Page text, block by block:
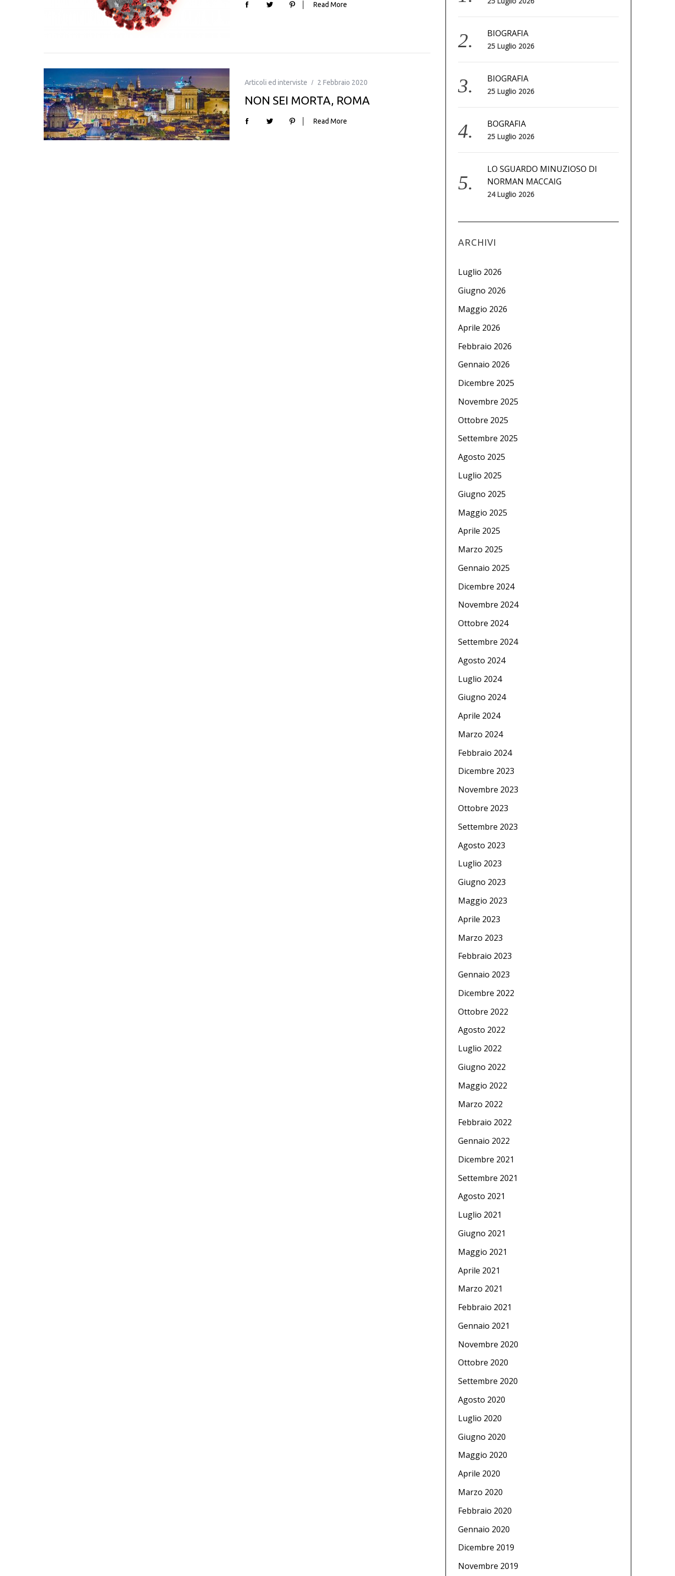
Read More
Articoli ed interviste 2 Febbraio 2020
NON SEI MORTA, ROMA
Read More
BIOGRAFIA
25 Luglio 2026
BIOGRAFIA
25 Luglio 2026
BOGRAFIA
25 Luglio 2026
LO SGUARDO MINUZIOSO DI
NORMAN MACCAIG
24 Luglio 2026
ARCHIVI
Luglio 2026
Giugno 2026
Maggio 2026
Aprile 2026
Febbraio 2026
Gennaio 2026
Dicembre 2025
Novembre 2025
Ottobre 2025
Settembre 2025
Agosto 2025
Luglio 2025
Giugno 2025
Maggio 2025
Aprile 2025
Marzo 2025
Gennaio 2025
Dicembre 2024
Novembre 2024
Ottobre 2024
Settembre 2024
Agosto 2024
Luglio 2024
Giugno 2024
Aprile 2024
Marzo 2024
Febbraio 2024
Dicembre 2023
Novembre 2023
Ottobre 2023
Settembre 2023
Agosto 2023
Luglio 2023
Giugno 2023
Maggio 2023
Aprile 2023
Marzo 2023
Febbraio 2023
Gennaio 2023
Dicembre 2022
Ottobre 2022
Agosto 2022
Luglio 2022
Giugno 2022
Maggio 2022
Marzo 2022
Febbraio 2022
Gennaio 2022
Dicembre 2021
Settembre 2021
Agosto 2021
Luglio 2021
Giugno 2021
Maggio 2021
Aprile 2021
Marzo 2021
Febbraio 2021
Gennaio 2021
Novembre 2020
Ottobre 2020
Settembre 2020
Agosto 2020
Luglio 2020
Giugno 2020
Maggio 2020
Aprile 2020
Marzo 2020
Febbraio 2020
Gennaio 2020
Dicembre 2019
Novembre 2019